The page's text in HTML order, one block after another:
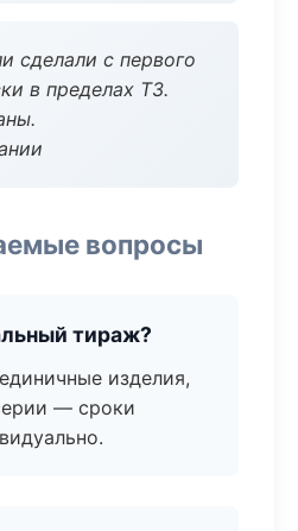
сделали с первого
в пределах ТЗ.
вопросы
тираж?
изделия,
— сроки